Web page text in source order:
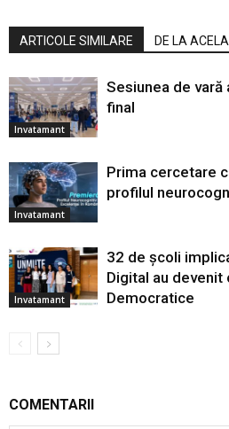
ARTICOLE SIMILARE DE LA
Invatamant
Sesiunea de vară
final
Invatamant
Prima cercetare
profilul
Invatamant
32 de școli
Digital au devenit
Democratice
COMENTARII